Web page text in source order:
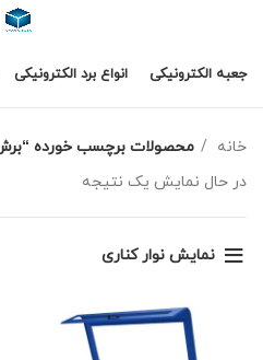
جعبه الکترونیکی انواع برد الکترونیکی
خانه
محصولات برچسب خورده
در حال نمایش یک نتیجه
نمایش نوار کناری